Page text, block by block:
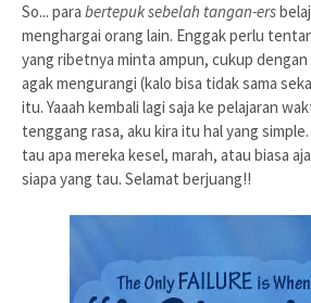
So... para bertepuk sebelah tangan-ers
menghargai orang lain. Enggak perlu
yang ribetnya minta ampun, cukup dengan
agak mengurangi (kalo bisa tidak sama
itu. Yaaah kembali lagi saja ke pelajaran
tenggang rasa, aku kira itu hal yang
tau apa mereka kesel, marah, atau biasa
siapa yang tau. Selamat berjuang!!